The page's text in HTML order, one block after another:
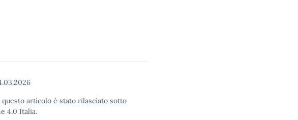
articolo è stato rilasciato sotto
4.0 Italia.